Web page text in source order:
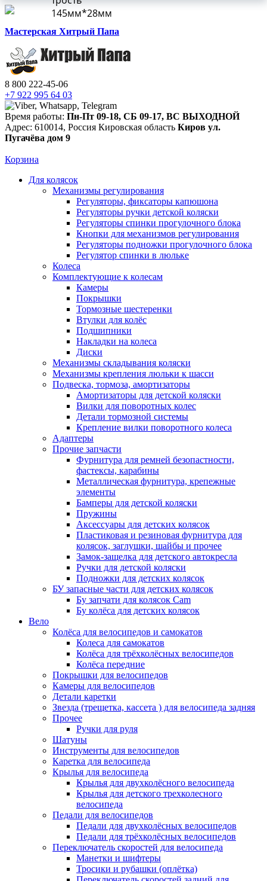
Мастерская Хитрый Папа
8 800 222-45-06
+7 922 995 64 03
Время работы: Пн-Пт 09-18, СБ 09-17, ВС ВЫХОДНОЙ
Адрес: 610014, Россия Кировская область Киров ул.
Пугачёва дом 9
Корзина
Для колясок
Механизмы регулирования
Регуляторы, фиксаторы капюшона
Регуляторы ручки детской коляски
Регуляторы спинки прогулочного блока
Кнопки для механизмов регулирования
Регуляторы подножки прогулочного блока
Регулятор спинки в люльке
Колеса
Комплектующие к колесам
Камеры
Покрышки
Тормозные шестеренки
Втулки для колёс
Подшипники
Накладки на колеса
Диски
Механизмы складывания коляски
Механизмы крепления люльки к шасси
Подвеска, тормоза, амортизаторы
Амортизаторы для детской коляски
Вилки для поворотных колес
Детали тормозной системы
Крепление вилки поворотного колеса
Адаптеры
Прочие запчасти
Фурнитура для ремней безопастности,
фастексы, карабины
Металлическая фурнитура, крепежные
элементы
Бамперы для детской коляски
Пружины
Аксессуары для детских колясок
Пластиковая и резиновая фурнитура для
колясок, заглушки, шайбы и прочее
Замок-защелка для детского автокресла
Ручки для детской коляски
Подножки для детских колясок
БУ запасные части для детских колясок
Бу запчати для колясок Cam
Бу колёса для детских колясок
Вело
Колёса для велосипедов и самокатов
Колеса для самокатов
Колёса для трёхколёсных велосипедов
Колёса передние
Покрышки для велосипедов
Камеры для велосипедов
Детали каретки
Звезда (трещетка, кассета ) для велосипеда задняя
Прочее
Ручки для руля
Шатуны
Инструменты для велосипедов
Каретка для велосипеда
Крылья для велосипеда
Крылья для двухколёсного велосипеда
Крылья для детского трехколесного
велосипеда
Педали для велосипедов
Педали для двухколёсных велосипедов
Педали для трёхколёсных велосипедов
Переключатель скоростей для велосипеда
Манетки и шифтеры
Тросики и рубашки (оплётка)
145мм*28мм